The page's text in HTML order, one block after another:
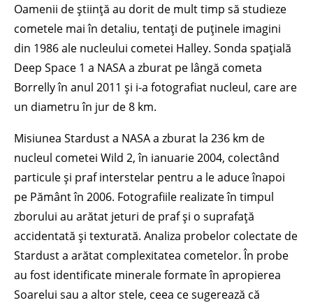
Oamenii de știință au dorit de mult timp să studieze
cometele mai în detaliu, tentați de puținele imagini
din 1986 ale nucleului cometei Halley. Sonda spațială
Deep Space 1 a NASA a zburat pe lângă cometa
Borrelly în anul 2011 și i-a fotografiat nucleul, care are
un diametru în jur de 8 km.
Misiunea Stardust a NASA a zburat la 236 km de
nucleul cometei Wild 2, în ianuarie 2004, colectând
particule și praf interstelar pentru a le aduce înapoi
pe Pământ în 2006. Fotografiile realizate în timpul
zborului au arătat jeturi de praf și o suprafață
accidentată și texturată. Analiza probelor colectate de
Stardust a arătat complexitatea cometelor. În probe
au fost identificate minerale formate în apropierea
Soarelui sau a altor stele, ceea ce sugerează că